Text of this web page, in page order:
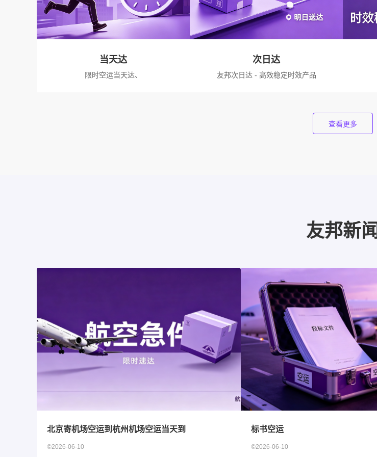
当天达
限时空运当天达、
次日达
友邦次日达 - 高效稳定时效产品
查看更多
友邦新闻
北京寄机场空运到杭州机场空运当天到
©2026-06-10
标书空运
©2026-06-10